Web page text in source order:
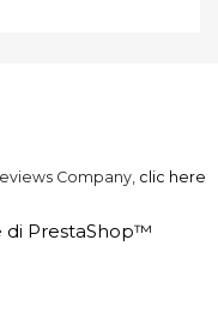
Company, clic here
di PrestaShop™